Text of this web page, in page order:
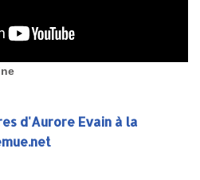
d'Aurore Evain à la